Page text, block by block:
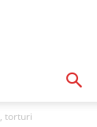
torturi